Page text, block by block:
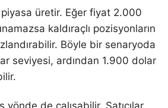
piyasa üretir. Eğer fiyat 2.000
kaldıraçlı pozisyonların
Böyle bir senaryoda
seviyesi, ardından 1.900 dolar
yönde de çalışabilir. Satıcılar